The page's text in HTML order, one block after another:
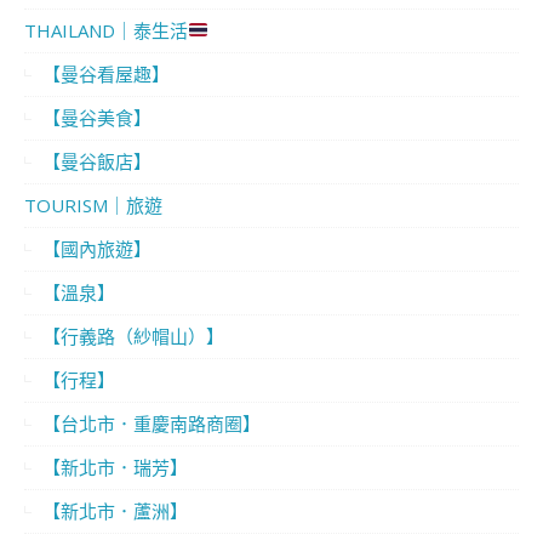
THAILAND｜泰生活
【曼谷看屋趣】
【曼谷美食】
【曼谷飯店】
TOURISM｜旅遊
【國內旅遊】
【溫泉】
【行義路（紗帽山）】
【行程】
【台北市．重慶南路商圈】
【新北市．瑞芳】
【新北市．蘆洲】